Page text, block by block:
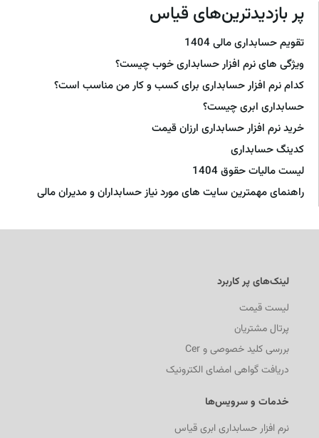
پر بازدیدترین‌های قیاس
تقویم حسابداری مالی 1404
ویژگی های نرم افزار حسابداری خوب چیست؟
کدام نرم افزار حسابداری برای کسب و کار من مناسب است؟
حسابداری ابری چیست؟
خرید نرم افزار حسابداری ارزان قیمت
کدینگ حسابداری
لیست مالیات حقوق 1404
راهنمای مهمترین سایت های مورد نیاز حسابداران و مدیران مالی
لینک‌های پر کاربرد
لیست قیمت
پرتال مشتریان
بررسی کلید خصوصی و Cer
دریافت گواهی امضای الکترونیک
خدمات و سرویس‌ها
نرم افزار حسابداری ابری قیاس